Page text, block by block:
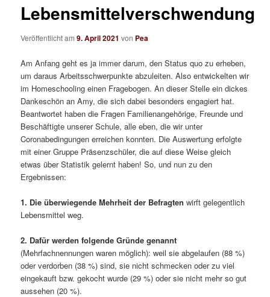
Lebensmittelverschwendung
Veröffentlicht am9. April 2021 von Pea
Am Anfang geht es ja immer darum, den Status quo zu erheben,
um daraus Arbeitsschwerpunkte abzuleiten. Also entwickelten wir
im Homeschooling einen Fragebogen. An dieser Stelle ein dickes
Dankeschön an Amy, die sich dabei besonders engagiert hat.
Beantwortet haben die Fragen Familienangehörige, Freunde und
Beschäftigte unserer Schule, alle eben, die wir unter
Coronabedingungen erreichen konnten. Die Auswertung erfolgte
mit einer Gruppe Präsenzschüler, die auf diese Weise gleich
etwas über Statistik gelernt haben! So, und nun zu den
Ergebnissen:
1. Die überwiegende Mehrheit der Befragten wirft gelegentlich
Lebensmittel weg.
2. Dafür werden folgende Gründe genannt
(Mehrfachnennungen waren möglich): weil sie abgelaufen (88 %)
oder verdorben (38 %) sind, sie nicht schmecken oder zu viel
eingekauft bzw. gekocht wurde (29 %) oder sie nicht mehr so gut
aussehen (20 %).